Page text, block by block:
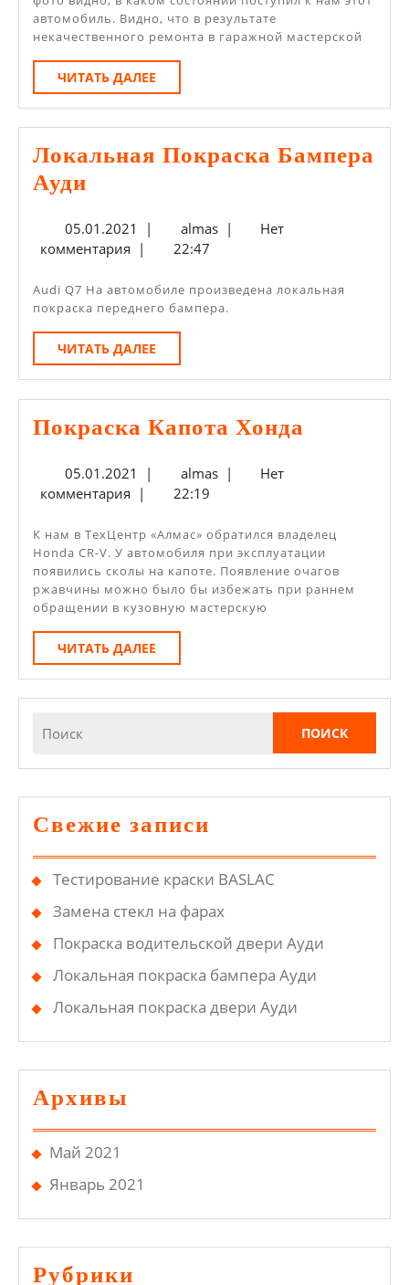
автомобиль. Видно, что в результате
некачественного ремонта в гаражной мастерской
ЧИТАТЬ ДАЛЕЕ
ДАЛЕЕ
Локальная Покраска Бампера
Ауди
Бампера
Ауди
05.01.2021 05.01.2021
| almasalmas
|
Нет
комментария | 22:47
Audi Q7 На автомобиле произведена локальная
покраска переднего бампера.
ЧИТАТЬ ДАЛЕЕ
ДАЛЕЕ
Покраска Капота Хонда
05.01.2021 05.01.2021
| almasalmas
|
Нет
комментария | 22:19
К нам в ТехЦентр «Алмас» обратился владелец
Honda CR-V. У автомобиля при эксплуатации
появились сколы на капоте. Появление очагов
ржавчины можно было бы избежать при раннем
обращении в кузовную мастерскую
ЧИТАТЬ ДАЛЕЕ
ДАЛЕЕ
Свежие записи
Тестирование краски BASLAC
Замена стекл на фарах
Покраска водительской двери Ауди
Локальная покраска бампера Ауди
Локальная покраска двери Ауди
Архивы
Май 2021
Январь 2021
Рубрики